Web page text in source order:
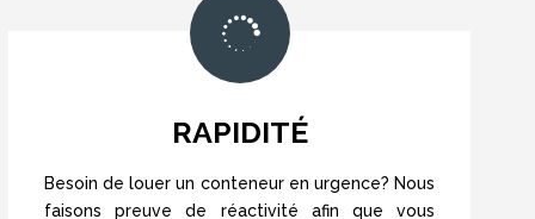

RAPIDITÉ
Besoin de louer un conteneur en urgence? Nous
faisons preuve de réactivité afin que vous